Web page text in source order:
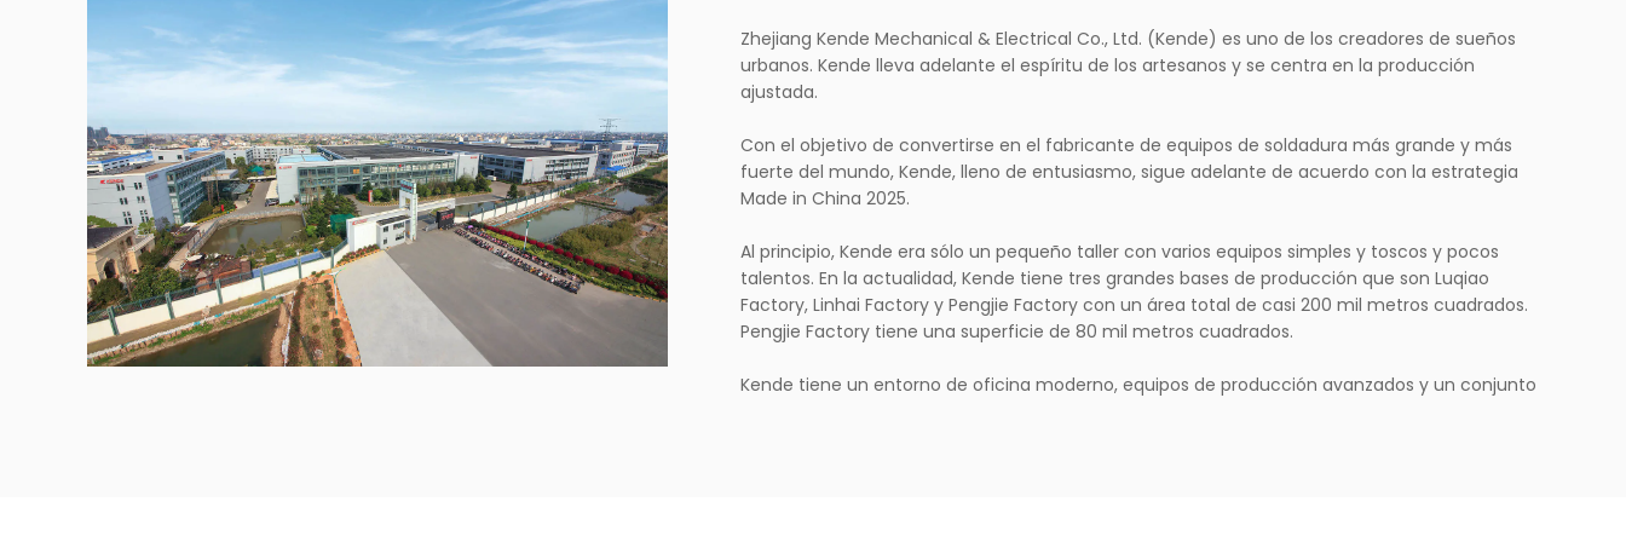
Zhejiang Kende Mechanical & Electrical Co., Ltd. (Kende) es uno de los creadores de sueños
urbanos. Kende lleva adelante el espíritu de los artesanos y se centra en la producción
ajustada.
Con el objetivo de convertirse en el fabricante de equipos de soldadura más grande y más
fuerte del mundo, Kende, lleno de entusiasmo, sigue adelante de acuerdo con la estrategia
Made in China 2025.
Al principio, Kende era sólo un pequeño taller con varios equipos simples y toscos y pocos
talentos. En la actualidad, Kende tiene tres grandes bases de producción que son Luqiao
Factory, Linhai Factory y Pengjie Factory con un área total de casi 200 mil metros cuadrados.
Pengjie Factory tiene una superficie de 80 mil metros cuadrados.
Kende tiene un entorno de oficina moderno, equipos de producción avanzados y un conjunto